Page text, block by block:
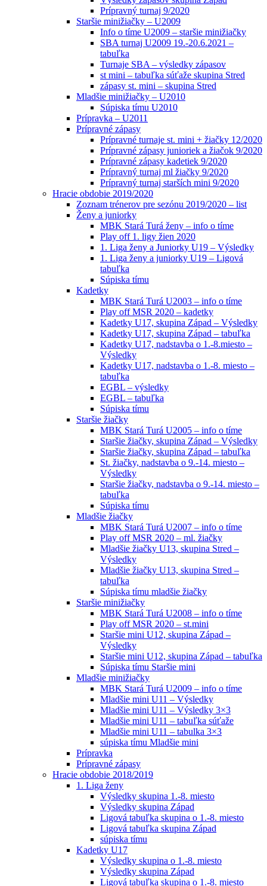
Prípravný turnaj 9/2020
Staršie minižiačky – U2009
Info o tíme U2009 – staršie minižiačky
SBA turnaj U2009 19.-20.6.2021 –
tabuľka
Turnaje SBA – výsledky zápasov
st mini – tabuľka súťaže skupina Stred
zápasy st. mini – skupina Stred
Mladšie minižiačky – U2010
Súpiska tímu U2010
Prípravka – U2011
Prípravné zápasy
Prípravné turnaje st. mini + žiačky 12/2020
Prípravné zápasy junioriek a žiačok 9/2020
Prípravné zápasy kadetiek 9/2020
Prípravný turnaj ml žiačky 9/2020
Prípravný turnaj starších mini 9/2020
Hracie obdobie 2019/2020
Zoznam trénerov pre sezónu 2019/2020 – list
Ženy a juniorky
MBK Stará Turá ženy – info o tíme
Play off 1. ligy žien 2020
1. Liga ženy a Juniorky U19 – Výsledky
1. Liga ženy a juniorky U19 – Ligová
tabuľka
Súpiska tímu
Kadetky
MBK Stará Turá U2003 – info o tíme
Play off MSR 2020 – kadetky
Kadetky U17, skupina Západ – Výsledky
Kadetky U17, skupina Západ – tabuľka
Kadetky U17, nadstavba o 1.-8.miesto –
Výsledky
Kadetky U17, nadstavba o 1.-8. miesto –
tabuľka
EGBL – výsledky
EGBL – tabuľka
Súpiska tímu
Staršie žiačky
MBK Stará Turá U2005 – info o tíme
Staršie žiačky, skupina Západ – Výsledky
Staršie žiačky, skupina Západ – tabuľka
St. žiačky, nadstavba o 9.-14. miesto –
Výsledky
Staršie žiačky, nadstavba o 9.-14. miesto –
tabuľka
Súpiska tímu
Mladšie žiačky
MBK Stará Turá U2007 – info o tíme
Play off MSR 2020 – ml. žiačky
Mladšie žiačky U13, skupina Stred –
Výsledky
Mladšie žiačky U13, skupina Stred –
tabuľka
Súpiska tímu mladšie žiačky
Staršie minižiačky
MBK Stará Turá U2008 – info o tíme
Play off MSR 2020 – st.mini
Staršie mini U12, skupina Západ –
Výsledky
Staršie mini U12, skupina Západ – tabuľka
Súpiska tímu Staršie mini
Mladšie minižiačky
MBK Stará Turá U2009 – info o tíme
Mladšie mini U11 – Výsledky
Mladšie mini U11 – Výsledky 3×3
Mladšie mini U11 – tabuľka súťaže
Mladšie mini U11 – tabulka 3×3
súpiska tímu Mladšie mini
Prípravka
Prípravné zápasy
Hracie obdobie 2018/2019
1. Liga ženy
Výsledky skupina 1.-8. miesto
Výsledky skupina Západ
Ligová tabuľka skupina o 1.-8. miesto
Ligová tabuľka skupina Západ
súpiska tímu
Kadetky U17
Výsledky skupina o 1.-8. miesto
Výsledky skupina Západ
Ligová tabuľka skupina o 1.-8. miesto